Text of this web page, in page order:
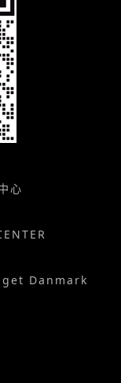
心
Danmark